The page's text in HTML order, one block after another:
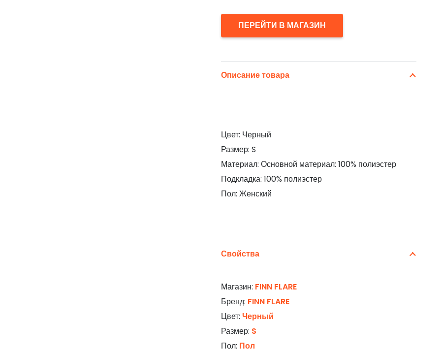
ПЕРЕЙТИ В МАГАЗИН
Описание товара
Цвет: Черный
Размер: S
Материал: Основной материал: 100% полиэстер
Подкладка: 100% полиэстер
Пол: Женский
Свойства
Магазин: FINN FLARE
Бренд: FINN FLARE
Цвет: Черный
Размер: S
Пол: Пол